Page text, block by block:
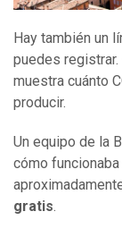
Hay también un
puedes
muestra cuánto
producir.
Un equipo de la
cómo
gratis.